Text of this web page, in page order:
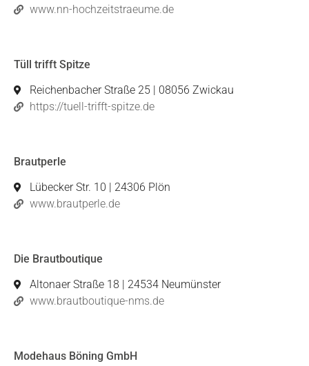
www.nn-hochzeitstraeume.de
Tüll trifft Spitze
Reichenbacher Straße 25 | 08056 Zwickau
https://tuell-trifft-spitze.de
Brautperle
Lübecker Str. 10 | 24306 Plön
www.brautperle.de
Die Brautboutique
Altonaer Straße 18 | 24534 Neumünster
www.brautboutique-nms.de
Modehaus Böning GmbH